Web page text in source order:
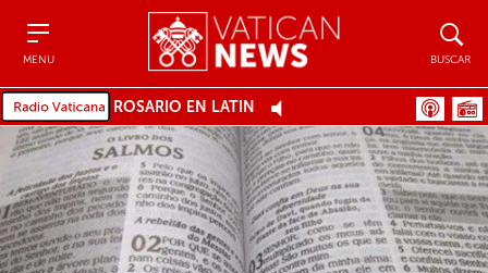
MENU BUSCAR
ROSARIO EN LATÍN